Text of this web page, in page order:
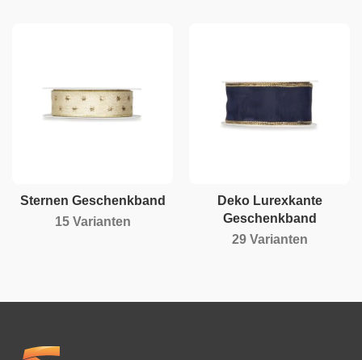
Sternen Geschenkband
15 Varianten
Deko Lurexkante
Geschenkband
29 Varianten